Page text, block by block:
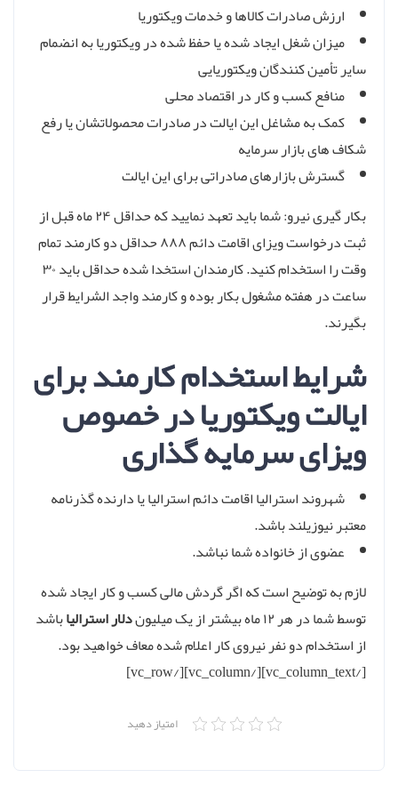
ارزش صادرات کالاها و خدمات ویکتوریا
میزان شغل ایجاد شده یا حفظ شده در ویکتوریا به انضمام
سایر تأمین کنندگان ویکتوریایی
منافع کسب و کار در اقتصاد محلی
کمک به مشاغل این ایالت در صادرات محصولاتشان يا رفع
شکاف های بازار سرمایه
گسترش بازارهای صادراتی برای این ایالت
بکار گیری نیرو: شما باید تعهد نمایید که حداقل ۲۴ ماه قبل از
ثبت درخواست ویزای اقامت دائم ۸۸۸ حداقل دو کارمند تمام
وقت را استخدام کنید. کارمندان استخدا شده حداقل باید ۳۰
ساعت در هفته مشغول بکار بوده و کارمند واجد الشرایط قرار
بگیرند.
شرایط استخدام کارمند برای
ایالت ویکتوریا در خصوص
ویزای سرمایه گذاری
شهروند استرالیا اقامت دائم استرالیا یا دارنده گذرنامه
معتبر نیوزیلند باشد.
عضوی از خانواده شما نباشد.
لازم به توضیح است که اگر گردش مالی کسب و کار ایجاد شده
توسط شما در هر ۱۲ ماه بیشتر از یک میلیون
دلار استرالیاباشد
از استخدام دو نفر نیروی کار اعلام شده معاف خواهید بود.
[/vc_column_text][/vc_column][/vc_row]
امتیاز دهید